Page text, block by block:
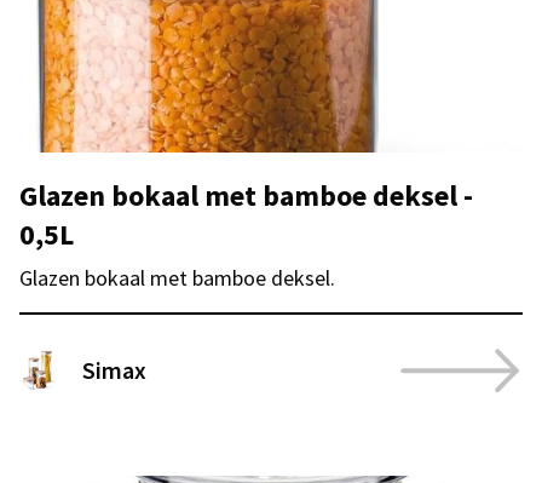
Glazen bokaal met bamboe deksel -
0,5L
Glazen bokaal met bamboe deksel.
Simax